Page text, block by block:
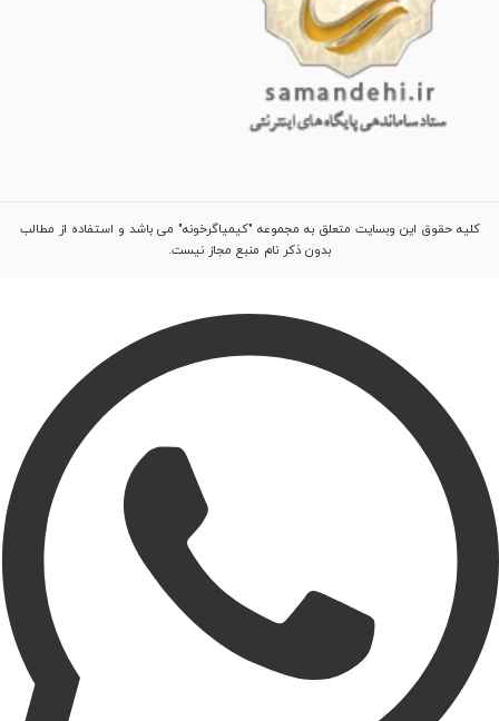
کلیه حقوق این وبسایت متعلق به مجموعه "کیمیاگرخونه" می باشد و استفاده از مطالب
بدون ذکر نام منبع مجاز نیست.